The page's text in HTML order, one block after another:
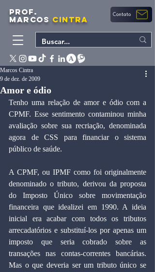
PROF.
MARCOS CINTRA Contato
Amor e ódio
Marcos Cintra
9 de dez. de 2009
Tenho uma relação de amor e ódio com a
CPMF. Esse sentimento contaminou minha
avaliação sobre sua recriação, denominada
agora de CSS para financiar o sistema
público de saúde.
A CPMF, ou IPMF como foi originalmente
denominado o tributo, derivou da proposta
do Imposto Único sobre movimentação
financeira que idealizei em 1990. A ideia
inicial era acabar com todos os tributos
arrecadatórios e substituí-los por apenas um
imposto que seria cobrado sobre as
transações nas contas-correntes bancárias.
Mas o que deveria ser um tributo único se